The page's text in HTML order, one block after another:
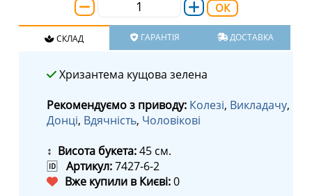
ОК
СКЛАД ГАРАНТІЯ ДОСТАВКА
Хризантема кущова зелена
Рекомендуємо з приводу: Колезі, Викладачу,
Донці, Вдячність, Чоловікові
↕ Висота букета:45 см.
🆔 Артикул:7427-6-2
Вже купили в Києві:0